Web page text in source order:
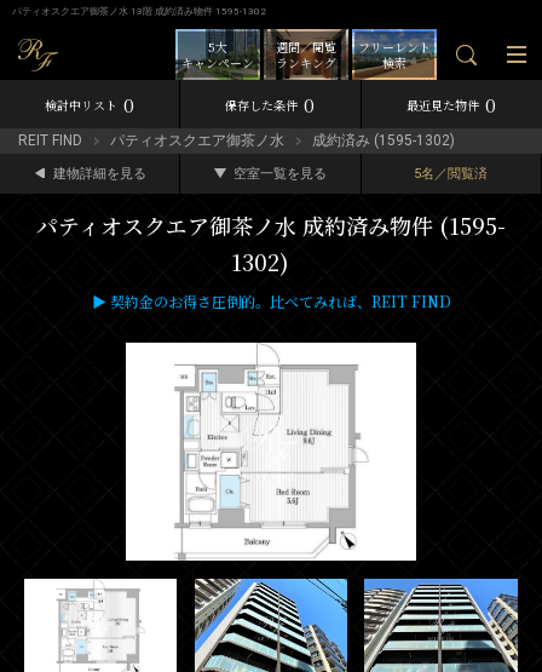
パティオスクエア御茶ノ水 13階 成約済み物件 1595-1302
フリーレント
検索
週間／閲覧
ランキング
5大
キャンペーン
検討中リスト 0 保存した条件 0 最近見た物件 0
REIT FIND パティオスクエア御茶ノ水 成約済み (1595-1302)
建物詳細を見る 空室一覧を見る 5名／閲覧済
パティオスクエア御茶ノ水 成約済み物件 (1595-
1302)
▶ 契約金のお得さ圧倒的。比べてみれば、REIT FIND